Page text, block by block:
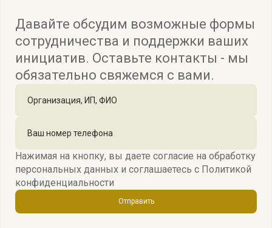
Давайте обсудим возможные формы
сотрудничества и поддержки ваших
инициатив. Оставьте контакты - мы
обязательно свяжемся с вами.
Нажимая на кнопку, вы даете согласие на обработку
персональных данных и соглашаетесь c Политикой
конфиденциальности
Отправить